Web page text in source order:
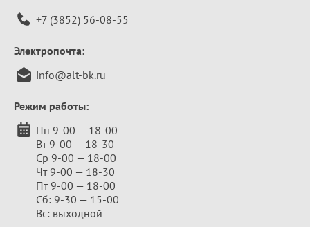
+7 (3852) 56-08-55
Электропочта:
info@alt-bk.ru
Режим работы:
Пн 9-00 — 18-00
Вт 9-00 — 18-30
Ср 9-00 — 18-00
Чт 9-00 — 18-30
Пт 9-00 — 18-00
Сб: 9-30 — 15-00
Вс: выходной